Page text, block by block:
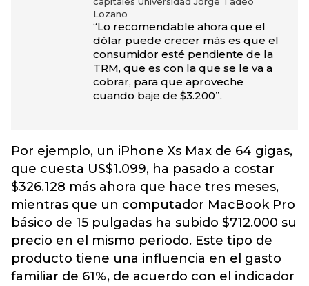
Lozano
“Lo recomendable ahora que el
dólar puede crecer más es que el
consumidor esté pendiente de la
TRM, que es con la que se le va a
cobrar, para que aproveche
cuando baje de $3.200”.
Por ejemplo, un iPhone Xs Max de 64 gigas,
que cuesta US$1.099, ha pasado a costar
$326.128 más ahora que hace tres meses,
mientras que un computador MacBook Pro
básico de 15 pulgadas ha subido $712.000 su
precio en el mismo periodo. Este tipo de
producto tiene una influencia en el gasto
familiar de 61%, de acuerdo con el indicador